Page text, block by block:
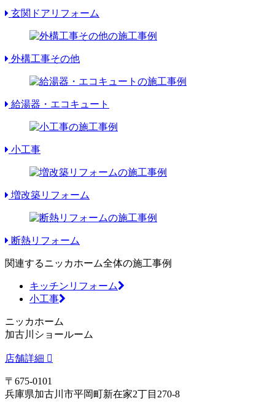
玄関ドアリフォーム
外構工事その他
給湯器・エコキュート
小工事
増改築リフォーム
断熱リフォーム
関連するニッカホーム全体の施工事例
キッチンリフォーム
小工事
ニッカホーム
加古川ショールーム
店舗詳細
〒675-0101
兵庫県加古川市平岡町新在家2丁目270-8